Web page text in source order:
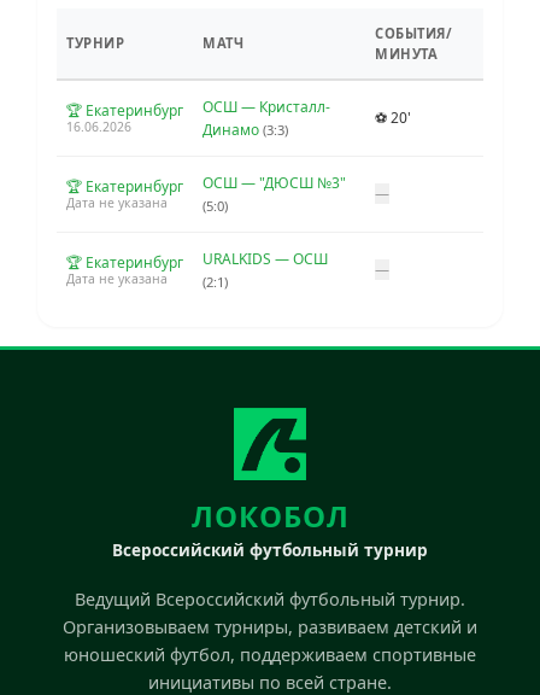
ТУРНИР МАТЧ
СОБЫТИЯ/
МИНУТА
🏆 Екатеринбург
16.06.2026
ОСШ — Кристалл-
Динамо (3:3)
⚽ 20'
🏆 Екатеринбург
Дата не указана
ОСШ — "ДЮСШ №3"
(5:0)
—
🏆 Екатеринбург
Дата не указана
URALKIDS — ОСШ
(2:1)
—
ЛОКОБОЛ
Всероссийский футбольный турнир
Ведущий Всероссийский футбольный турнир.
Организовываем турниры, развиваем детский и
юношеский футбол, поддерживаем спортивные
инициативы по всей стране.